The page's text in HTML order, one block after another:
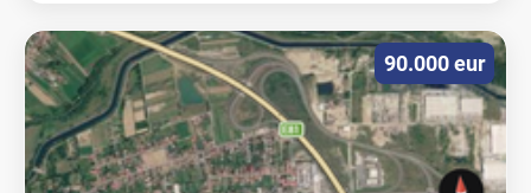
90.000 eur